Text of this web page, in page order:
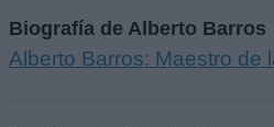
Biografía de Alberto Barros
Alberto Barros: Maestro de